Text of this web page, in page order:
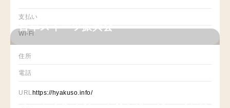
支払い
Wi-Fi
百草スイーツ振興会
住所
電話
URLhttps://hyakuso.info/
サードプレイス・ゲストルーム ペチカ